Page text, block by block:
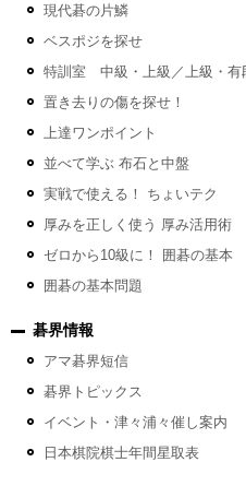
現代碁の片鱗
ベスポジを探せ
特訓室 中級・上級／上級・有
置き去りの傷を探せ！
上達ワンポイント
並べて学ぶ 布石と中盤
実戦で使える！ ちょいテク
厚みを正しく使う 厚み活用術
ゼロから10級に！ 囲碁の基本
囲碁の基本問題
碁界情報
アマ碁界短信
碁界トピックス
イベント・津々浦々催し案内
日本棋院棋士年間星取表